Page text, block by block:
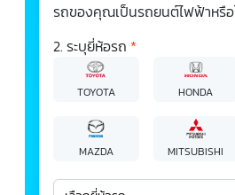
รถของคุณเป็นรถยนต์ไฟฟ้าหรือ
ระบุยี่ห้อรถ *
TOYOTA HONDA
MAZDA MITSUBISHI